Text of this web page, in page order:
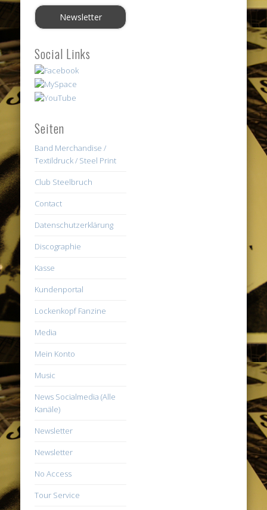
Social Links
Seiten
Band Merchandise /
Textildruck / Steel Print
Club Steelbruch
Contact
Datenschutzerklärung
Discographie
Kasse
Kundenportal
Lockenkopf Fanzine
Media
Mein Konto
Music
News Socialmedia (Alle
Kanäle)
Newsletter
Newsletter
No Access
Tour Service